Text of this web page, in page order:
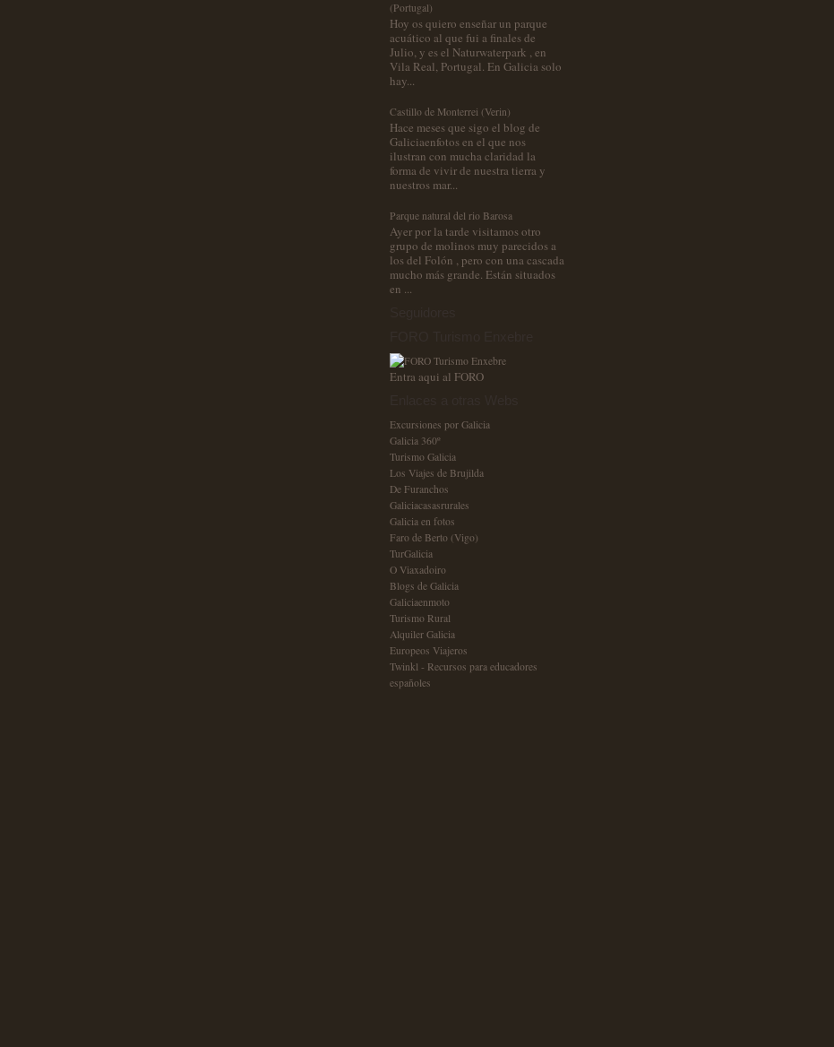
(Portugal)
Hoy os quiero enseñar un parque
acuático al que fui a finales de
Julio, y es el Naturwaterpark , en
Vila Real, Portugal. En Galicia solo
hay...
Castillo de Monterrei (Verin)
Hace meses que sigo el blog de
Galiciaenfotos en el que nos
ilustran con mucha claridad la
forma de vivir de nuestra tierra y
nuestros mar...
Parque natural del rio Barosa
Ayer por la tarde visitamos otro
grupo de molinos muy parecidos a
los del Folón , pero con una cascada
mucho más grande. Están situados
en ...
Entra aqui al FORO
Excursiones por Galicia
Galicia 360º
Turismo Galicia
Los Viajes de Brujilda
De Furanchos
Galiciacasasrurales
Galicia en fotos
Faro de Berto (Vigo)
TurGalicia
O Viaxadoiro
Blogs de Galicia
Galiciaenmoto
Turismo Rural
Alquiler Galicia
Europeos Viajeros
Twinkl - Recursos para educadores
españoles